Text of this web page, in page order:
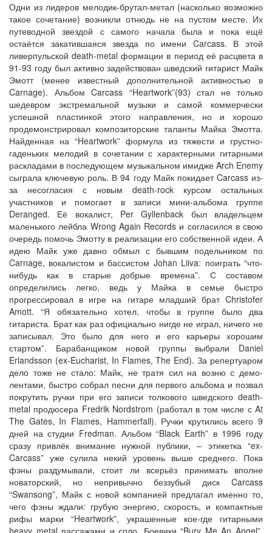
Одни из лидеров мелодик-брутал-метал (насколько возможно
такое сочетание) возникли отнюдь не на пустом месте. Их
путеводной звездой с самого начала была и пока ещё
остаётся закатившаяся звезда по имени Carcass. В этой
ливерпульской death-metal формации в период её расцвета в
91-93 году был активно задействован шведский гитарист Майк
Эмотт (менее известный дополнительной активностью в
Carnage). Альбом Carcass “Heartwork”(93) стал не только
шедевром экстремальной музыки и самой коммерчески
успешной пластинкой этого направления, но и хорошо
продемонстрировал композиторские таланты Майка Эмотта.
Найденная на “Heartwork” формула из тяжести и грустно-
гаденьких мелодий в сочетании с характерными гитарными
раскладами в последующем музыкальном имидже Arch Enemy
сыграла ключевую роль. В 94 году Майк покидает Carcass из-
за несогласия с новым death-rock курсом остальных
участников и помогает в записи мини-альбома группе
Deranged. Её вокалист, Per Gyllenback был владельцем
маленького лейбла Wrong Again Records и согласился в свою
очередь помочь Эмотту в реализации его собственной идеи. А
идею Майк уже давно обмыл с бывшим подельником по
Carnage, вокалистом и бассистом Johan Liiva: поиграть “что-
нибудь как в старые добрые времена”. С составом
определились легко, ведь у Майка в семье быстро
прогрессировал в игре на гитаре младший брат Christofer
Amott. “Я обязательно хотел, чтобы в группе было два
гитариста. Брат как раз официально нигде не играл, ничего не
записывал. Это было для него и его карьеры хорошим
стартом”. Барабанщиком новой группы выбрали Daniel
Erlandsson (ex-Eucharist, In Flames, The End). За репертуаром
дело тоже не стало: Майк, не тратя сил на возню с демо-
лентами, быстро собрал песни для первого альбома и позвал
покрутить ручки при его записи толкового шведского death-
metal продюсера Fredrik Nordstrom (работал в том числе с At
The Gates, In Flames, Hammerfall). Ручки крутились всего 9
дней на студии Fredman. Альбом “Black Earth” в 1996 году
сразу привлёк внимание нужной публики, – этикетка “ex-
Carcass” уже сулила некий уровень выше среднего. Пока
фэны раздумывали, стоит ли всерьёз принимать вполне
новаторский, но непривычно беззубый диск Carcass
“Swansong”, Майк с новой компанией предлагал именно то,
чего фэны ждали: грубую энергию, скорость, и компактные
рифы марки “Heartwork”, украшенные кое-где гитарными
heavy metal пассажами и соло. Боевики “Bury Me An Angel”,